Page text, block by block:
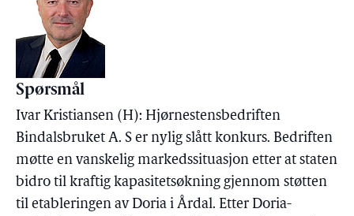
Spørsmål
Ivar Kristiansen (H): Hjørnestensbedriften
Bindalsbruket A. S er nylig slått konkurs. Bedriften
møtte en vanskelig markedssituasjon etter at staten
bidro til kraftig kapasitetsøkning gjennom støtten
til etableringen av Doria i Årdal. Etter Doria-